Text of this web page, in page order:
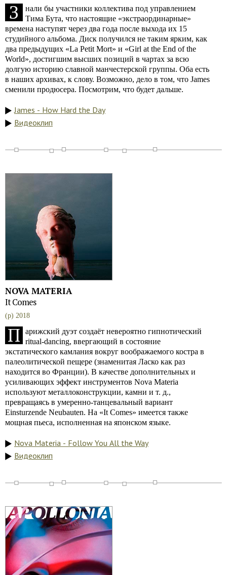
З
нали бы участники коллектива под управлением
Тима Бута, что настоящие «экстраординарные»
времена наступят через два года после выхода их 15
студийного альбома. Диск получился не таким ярким, как
два предыдущих «La Petit Mort» и «Girl at the End of the
World», достигшим высших позиций в чартах за всю
долгую историю славной манчестерской группы. Оба есть
в наших архивах, к слову. Возможно, дело в том, что James
сменили продюсера. Посмотрим, что будет дальше.
James - How Hard the Day
Видеоклип
NOVA MATERIA
It Comes
(p) 2018
П
арижский дуэт создаёт невероятно гипнотический
ritual-dancing, ввергающий в состояние
экстатического камлания вокруг воображаемого костра в
палеолитической пещере (знаменитая Ласко как раз
находится во Франции). В качестве дополнительных и
усиливающих эффект инструментов Nova Materia
используют металлоконструкции, камни и т. д.,
превращаясь в умеренно-танцевальный вариант
Einsturzende Neubauten. На «It Comes» имеется также
мощная пьеса, исполненная на японском языке.
Nova Materia - Follow You All the Way
Видеоклип